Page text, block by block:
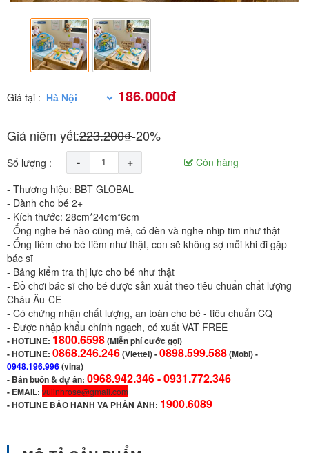
Giá tại : 186.000đ
Giá niêm yết:223.200₫-20%
Số lượng : - +
Còn hàng
- Thương hiệu: BBT GLOBAL
- Dành cho bé 2+
- Kích thước: 28cm*24cm*6cm
- Ống nghe bé nào cũng mê, có đèn và nghe nhịp tim như thật
- Ống tiêm cho bé tiêm như thật, con sẽ không sợ mỗi khi đi gặp
bác sĩ
- Bảng kiểm tra thị lực cho bé như thật
- Đồ chơi bác sĩ cho bé được sản xuất theo tiêu chuẩn chẩt lượng
Châu Âu-CE
- Có chứng nhận chất lượng, an toàn cho bé - tiêu chuẩn CQ
- Được nhập khẩu chính ngạch, có xuất VAT FREE
-HOTLINE: 1800.6598(Miễn phí cước gọi)
- HOTLINE: 0868.246.246(Viettel)-0898.599.588(Mobi) -
0948.196.996(vina)
- Bán buôn & dự án: 0968.942.346 -0931.772.346
- EMAIL: vulinhrose@gmail.com
-HOTLINE BẢO HÀNH VÀ PHẢN ÁNH: 1900.6089